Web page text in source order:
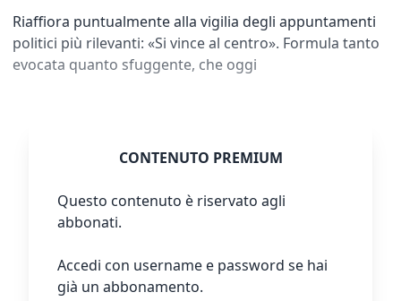
Riaffiora puntualmente alla vigilia degli appuntamenti
politici più rilevanti: «Si vince al centro». Formula tanto
evocata quanto sfuggente, che oggi
CONTENUTO PREMIUM
Questo contenuto è riservato agli
abbonati.
Accedi con username e password se hai
già un abbonamento.